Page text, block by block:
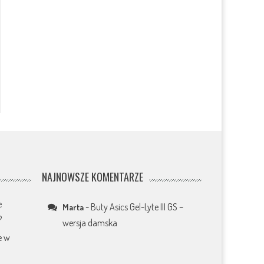
w
NAJNOWSZE KOMENTARZE
Marta- Buty Asics Gel-Lyte III GS –
wersja damska